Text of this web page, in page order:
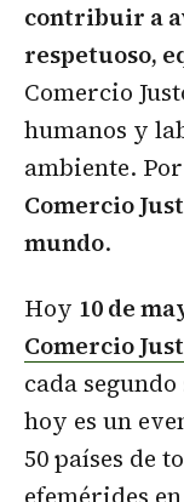
contribuir a
respetuoso,
Comercio
humanos y
ambiente.
Comercio
mundo.
Hoy 10 de
Comercio
cada
hoy es un
50 países de